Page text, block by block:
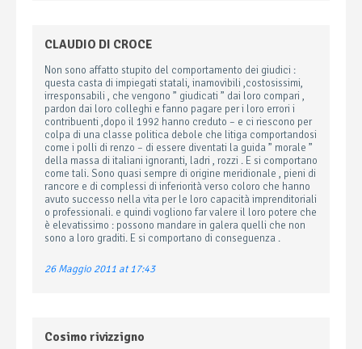
CLAUDIO DI CROCE
Non sono affatto stupito del comportamento dei giudici :
questa casta di impiegati statali, inamovibili ,costosissimi,
irresponsabili , che vengono ” giudicati ” dai loro compari ,
pardon dai loro colleghi e fanno pagare per i loro errori i
contribuenti ,dopo il 1992 hanno creduto – e ci riescono per
colpa di una classe politica debole che litiga comportandosi
come i polli di renzo – di essere diventati la guida ” morale ”
della massa di italiani ignoranti, ladri , rozzi . E si comportano
come tali. Sono quasi sempre di origine meridionale , pieni di
rancore e di complessi di inferiorità verso coloro che hanno
avuto successo nella vita per le loro capacità imprenditoriali
o professionali. e quindi vogliono far valere il loro potere che
è elevatissimo : possono mandare in galera quelli che non
sono a loro graditi. E si comportano di conseguenza .
26 Maggio 2011 at 17:43
Cosimo rivizzigno